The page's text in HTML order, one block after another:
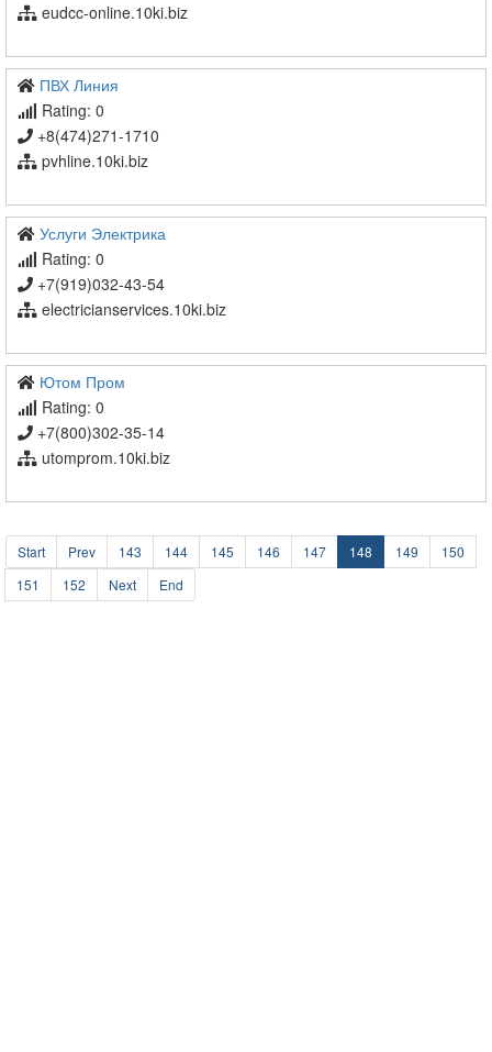
eudcc-online.10ki.biz
ПВХ Линия
Rating: 0
+8(474)271-1710
pvhline.10ki.biz
Услуги Электрика
Rating: 0
+7(919)032-43-54
electricianservices.10ki.biz
Ютом Пром
Rating: 0
+7(800)302-35-14
utomprom.10ki.biz
Start Prev 143 144 145 146 147 148 149
150
151
152 Next End